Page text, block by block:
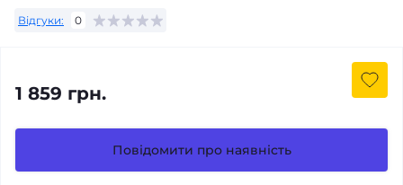
Відгуки: 0
1 859 грн.
Повідомити про наявність